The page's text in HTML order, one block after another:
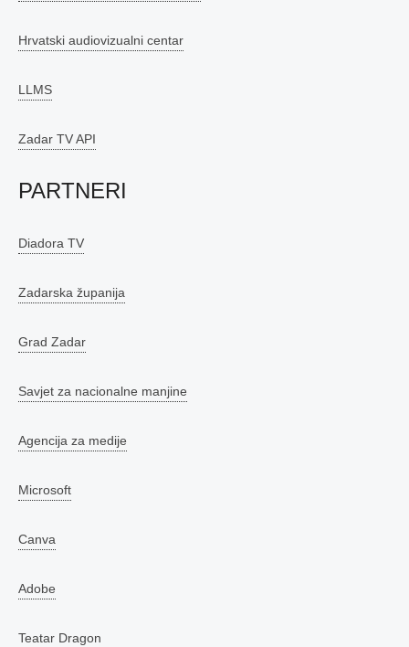
Hrvatski audiovizualni centar
LLMS
Zadar TV API
PARTNERI
Diadora TV
Zadarska županija
Grad Zadar
Savjet za nacionalne manjine
Agencija za medije
Microsoft
Canva
Adobe
Teatar Dragon